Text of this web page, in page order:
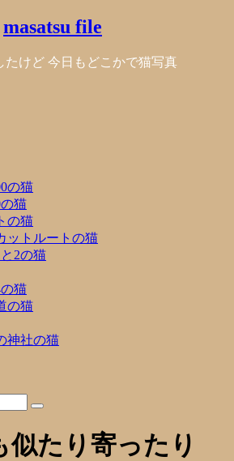
masatsu file
たけど 今日もどこかで猫写真
の猫
猫
の猫
ットルートの猫
2の猫
猫
の猫
神社の猫
似たり寄ったり